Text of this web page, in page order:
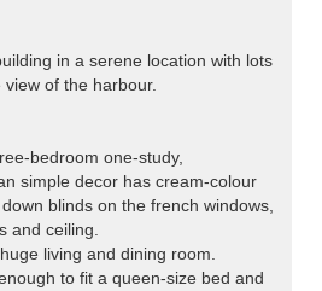
in a serene location with lots
of the harbour.
bedroom one-study,
simple decor has cream-colour
blinds on the french windows,
and ceiling.
living and dining room.
to fit a queen-size bed and